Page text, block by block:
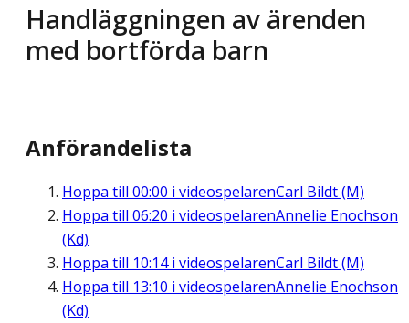
Handläggningen av ärenden
med bortförda barn
Anförandelista
Hoppa till 00:00 i videospelarenCarl Bildt (M)
Hoppa till 06:20 i videospelarenAnnelie Enochson
(Kd)
Hoppa till 10:14i videospelarenCarl Bildt (M)
Hoppa till 13:10 i videospelarenAnnelie Enochson
(Kd)